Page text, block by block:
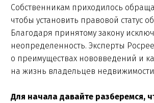
Собственникам приходилось
чтобы установить правовой статус
Благодаря принятому закону
неопределенность. Эксперты
о преимуществах нововведений и
на жизнь владельцев
Для начала давайте разберемся,